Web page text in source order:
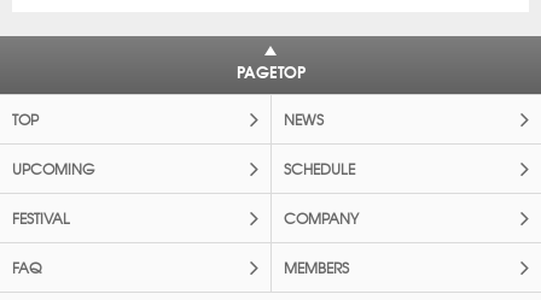
PAGETOP
TOP NEWS
UPCOMING SCHEDULE
FESTIVAL COMPANY
FAQ MEMBERS